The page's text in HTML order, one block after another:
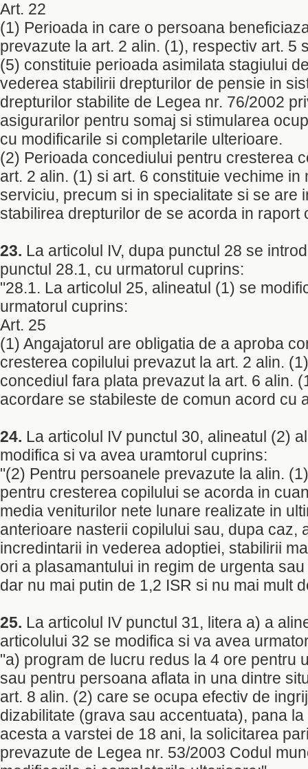
Art. 22
(1) Perioada in care o persoana
prevazute la art. 2 alin. (1), respectiv art. 5
(5) constituie perioada asimilata stagiului
vederea stabilirii drepturilor de pensie in
drepturilor stabilite de Legea nr. 76/2002
asigurarilor pentru somaj si stimularea
cu modificarile si completarile ulterioare.
(2) Perioada concediului pentru cresterea
art. 2 alin. (1) si art. 6 constituie vechime in
serviciu, precum si in specialitate si se are
stabilirea drepturilor de se acorda in raport
23. La articolul IV, dupa punctul 28 se
punctul 28.1, cu urmatorul cuprins:
"28.1. La articolul 25, alineatul (1) se
urmatorul cuprins:
Art. 25
(1) Angajatorul are obligatia de a aproba
cresterea copilului prevazut la art. 2 alin.
concediul fara plata prevazut la art. 6 alin.
acordare se stabileste de comun acord cu
24. La articolul IV punctul 30, alineatul (2)
modifica si va avea uramtorul cuprins:
"(2) Pentru persoanele prevazute la alin.
pentru cresterea copilului se acorda in
media veniturilor nete lunare realizate in
anterioare nasterii copilului sau, dupa caz,
incredintarii in vederea adoptiei, stabilirii
ori a plasamantului in regim de urgenta
dar nu mai putin de 1,2 ISR si nu mai mult
25. La articolul IV punctul 31, litera a) a
articolului 32 se modifica si va avea
"a) program de lucru redus la 4 ore pentru
sau pentru persoana aflata in una dintre
art. 8 alin. (2) care se ocupa efectiv de
dizabilitate (grava sau accentuata), pana
acesta a varstei de 18 ani, la solicitarea
prevazute de Legea nr. 53/2003 Codul